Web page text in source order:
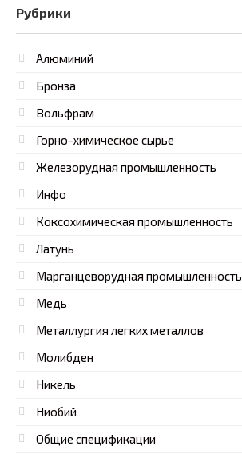
Рубрики
Алюминий
Бронза
Вольфрам
Горно-химическое сырье
Железорудная промышленность
Инфо
Коксохимическая промышленность
Латунь
Марганцеворудная промышленность
Медь
Металлургия легких металлов
Молибден
Никель
Ниобий
Общие спецификации